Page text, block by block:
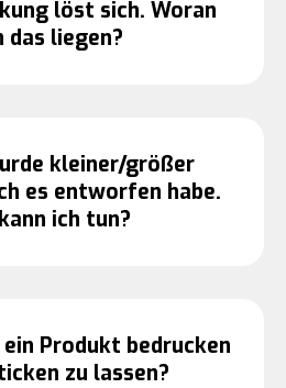
löst sich. Woran
das liegen?
kleiner/größer
es entworfen habe.
ich tun?
Produkt bedrucken
zu lassen?